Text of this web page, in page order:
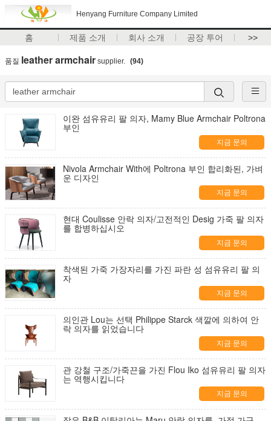
Henyang Furniture Company Limited
홈 제품 소개 회사 소개 공장 투어 >>
품질 leather armchair supplier. (94)
이완 섬유유리 팔 의자, Mamy Blue Armchair Poltrona
부인
지금 문의
Nivola Armchair With에 Poltrona 부인 합리화된, 가벼
운 디자인
지금 문의
현대 Coulisse 안락 의자/고전적인 Desig 가죽 팔 의자
를 합병하십시오
지금 문의
착색된 가죽 가장자리를 가진 파란 성 섬유유리 팔 의
자
지금 문의
의인관 Lou는 선택 Philippe Starck 색깔에 의하여 안
락 의자를 읽었습니다
지금 문의
관 강철 구조/가죽끈을 가진 Flou Iko 섬유유리 팔 의자
는 역행시킵니다
지금 문의